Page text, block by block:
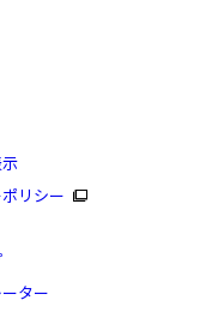
グラサン ボス
カラー：ブラック/
リシー
ター